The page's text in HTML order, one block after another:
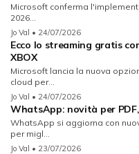
Microsoft conferma
2026...
Jo Val • 24/07/2026
Ecco lo streaming gratis
XBOX
Microsoft lancia la nuova
cloud per...
Jo Val • 24/07/2026
WhatsApp: novità per
WhatsApp si aggiorna con
per migl...
Jo Val • 23/07/2026